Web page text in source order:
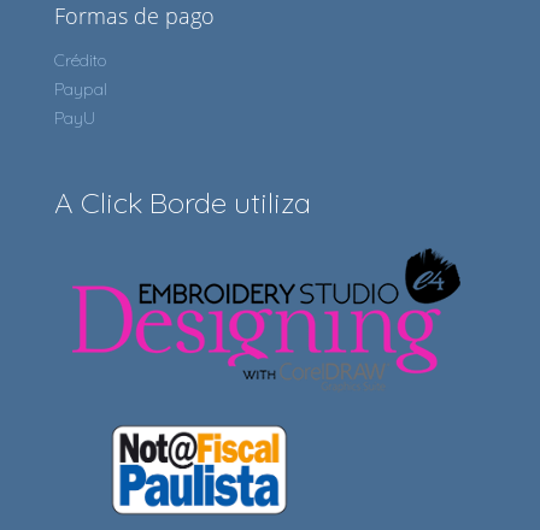
Formas de pago
Crédito
Paypal
PayU
A Click Borde utiliza